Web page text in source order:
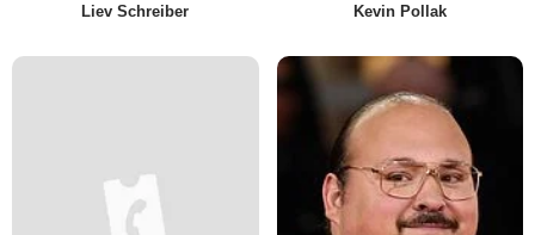
Liev Schreiber Kevin Pollak